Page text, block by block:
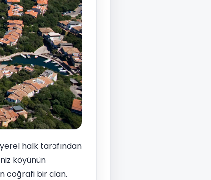
halk tarafından
köyünün
coğrafi bir alan.